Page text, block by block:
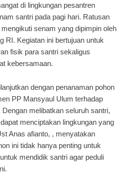
di lingkungan pesantren
santri pada pagi hari. Ratusan
senam yang dipimpin oleh
RI. Kegiatan ini bertujuan untuk
fisik para santri sekaligus
kebersamaan.
dengan penanaman pohon
PP Mansyaul Ulum terhadap
melibatkan seluruh santri,
menciptakan lingkungan yang
Anas afianto, , menyatakan
ini tidak hanya penting untuk
mendidik santri agar peduli